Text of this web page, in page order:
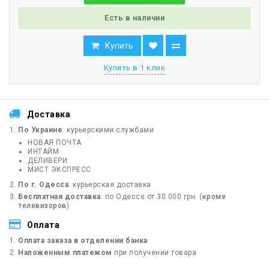
Есть в наличии
Купить
Купить в 1 клик
Доставка
По Украине: курьерскими службами
НОВАЯ ПОЧТА
ИНТАЙМ
ДЕЛИВЕРИ
МИСТ ЭКСПРЕСС
По г. Одесса: курьерская доставка
Бесплатная доставка: по Одессе от 30 000 грн. (кроме
телевизоров)
Оплата
Оплата заказа в отделении банка
Наложенным платежом при получении товара